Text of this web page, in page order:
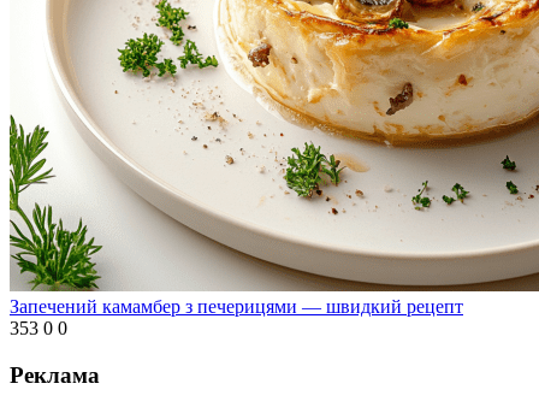
Запечений камамбер з печерицями — швидкий рецепт
353 0 0
Реклама